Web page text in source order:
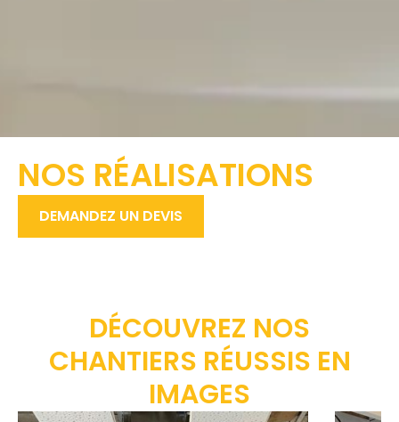
DEMANDEZ UN DEVIS
NOS RÉALISATIONS
DÉCOUVREZ NOS
CHANTIERS RÉUSSIS EN
IMAGES